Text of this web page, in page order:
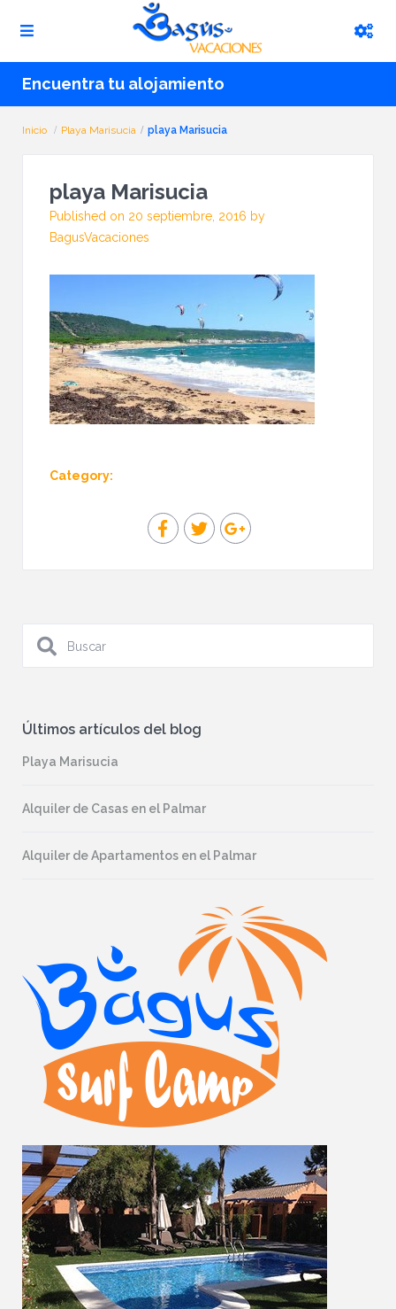
Encuentra tu alojamiento
Inicio Playa Marisucia playa Marisucia
playa Marisucia
Published on 20 septiembre, 2016 by
BagusVacaciones
Category:
Últimos artículos del blog
Playa Marisucia
Alquiler de Casas en el Palmar
Alquiler de Apartamentos en el Palmar